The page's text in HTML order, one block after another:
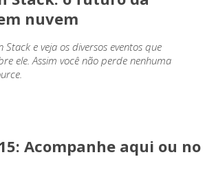
nuvem
e veja os diversos eventos que
ele. Assim você não perde nenhuma
Acompanhe aqui ou no